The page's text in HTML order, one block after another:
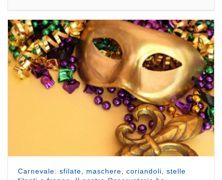
Carnevale: sfilate, maschere, coriandoli, stelle